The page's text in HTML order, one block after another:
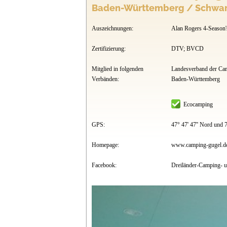
Baden-Württemberg /
Auszeichnungen: Alan Rogers 4-
Zertifizierung: DTV; BVCD
Mitglied in folgenden
Verbänden:
Landesverband der
Baden-Württemberg
Ecocamping
GPS: 47° 47' 47'' Nord und
Homepage: www.camping-
Facebook: Dreiländer-Camping-